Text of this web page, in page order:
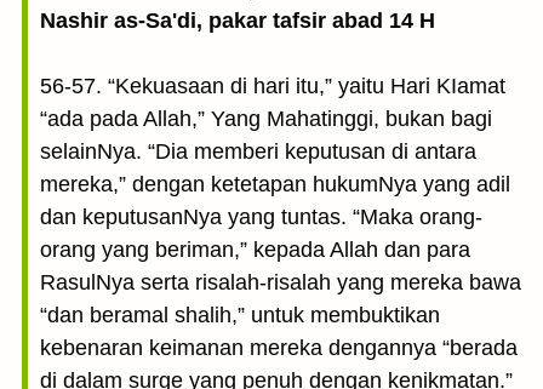
Nashir as-Sa'di, pakar tafsir abad 14 H
56-57. “Kekuasaan di hari itu,” yaitu Hari KIamat
“ada pada Allah,” Yang Mahatinggi, bukan bagi
selainNya. “Dia memberi keputusan di antara
mereka,” dengan ketetapan hukumNya yang adil
dan keputusanNya yang tuntas. “Maka orang-
orang yang beriman,” kepada Allah dan para
RasulNya serta risalah-risalah yang mereka bawa
“dan beramal shalih,” untuk membuktikan
kebenaran keimanan mereka dengannya “berada
di dalam surge yang penuh dengan kenikmatan.”